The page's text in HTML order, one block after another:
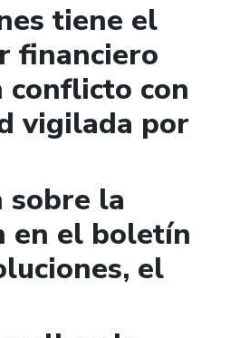
tiene el
financiero
con
vigilada por
sobre la
en el boletín
el